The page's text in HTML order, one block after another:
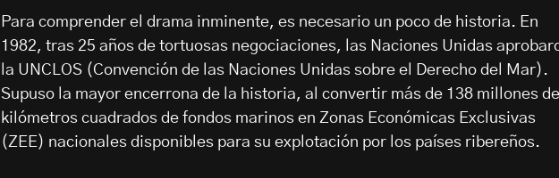
Para comprender el drama inminente, es necesario un poco de historia. En
1982, tras 25 años de tortuosas negociaciones, las Naciones Unidas
la UNCLOS (Convención de las Naciones Unidas sobre el Derecho del Mar).
Supuso la mayor encerrona de la historia, al convertir más de 138 millones de
kilómetros cuadrados de fondos marinos en Zonas Económicas Exclusivas
(ZEE) nacionales disponibles para su explotación por los países ribereños.